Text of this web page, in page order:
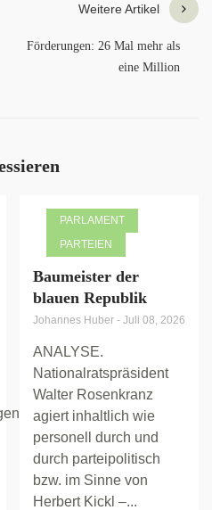
Weitere Artikel
Förderungen: 26 Mal mehr als
eine Million
PARLAMENT
PARTEIEN
Baumeister der
blauen Republik
Johannes Huber - Juli 08, 2026
ANALYSE.
Nationalratspräsident
Walter Rosenkranz
agiert inhaltlich wie
personell durch und
durch parteipolitisch
bzw. im Sinne von
Herbert Kickl –...